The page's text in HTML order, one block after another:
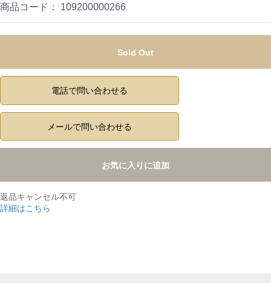
商品コード： 109200000266
Sold Out
電話で問い合わせる
メールで問い合わせる
お気に入りに追加
返品キャンセル不可
詳細はこちら